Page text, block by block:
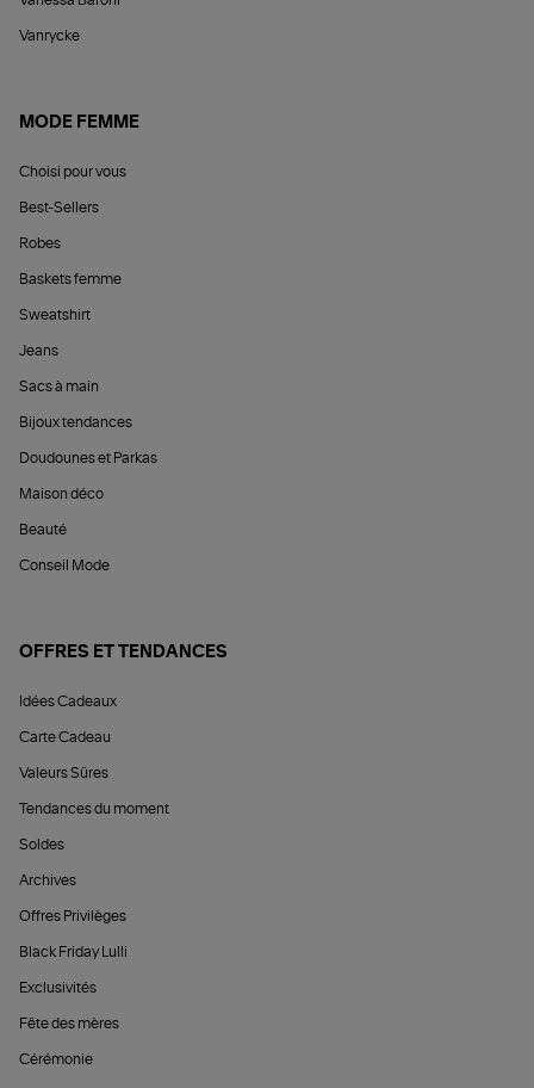
Vanrycke
MODE FEMME
Choisi pour vous
Best-Sellers
Robes
Baskets femme
Sweatshirt
Jeans
Sacs à main
Bijoux tendances
Doudounes et Parkas
Maison déco
Beauté
Conseil Mode
OFFRES ET TENDANCES
Idées Cadeaux
Carte Cadeau
Valeurs Sûres
Tendances du moment
Soldes
Archives
Offres Privilèges
Black Friday Lulli
Exclusivités
Fête des mères
Cérémonie